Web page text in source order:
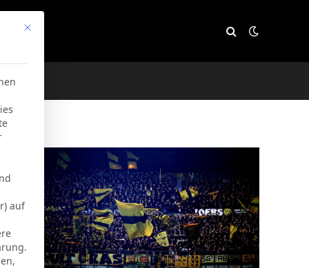
Mit diesem Button wird der Dialog geschlossen. Seine
auf